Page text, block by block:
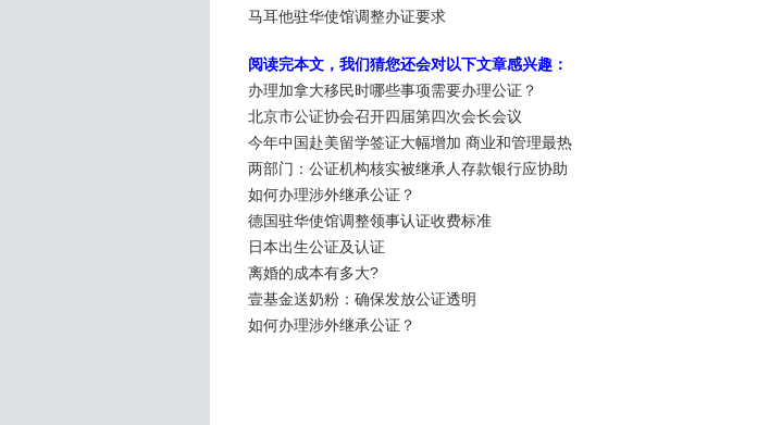
马耳他驻华使馆调整办证要求
阅读完本文，我们猜您还会对以下文章感兴趣：
办理加拿大移民时哪些事项需要办理公证？
北京市公证协会召开四届第四次会长会议
今年中国赴美留学签证大幅增加 商业和管理最热
两部门：公证机构核实被继承人存款银行应协助
如何办理涉外继承公证？
德国驻华使馆调整领事认证收费标准
日本出生公证及认证
离婚的成本有多大?
壹基金送奶粉：确保发放公证透明
如何办理涉外继承公证？